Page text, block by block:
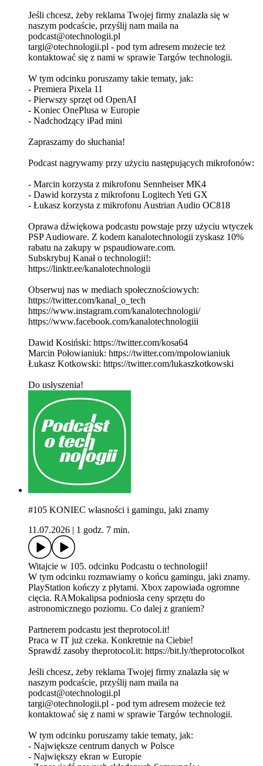
Jeśli chcesz, żeby reklama Twojej firmy znalazła się w
naszym podcaście, przyślij nam maila na
podcast@otechnologii.pl
targi@otechnologii.pl - pod tym adresem możecie też
kontaktować się z nami w sprawie Targów technologii.
W tym odcinku poruszamy takie tematy, jak:
- Premiera Pixela 11
- Pierwszy sprzęt od OpenAI
- Koniec OnePlusa w Europie
- Nadchodzący iPad mini
Zapraszamy do słuchania!
Podcast nagrywamy przy użyciu następujących mikrofonów:
- Marcin korzysta z mikrofonu Sennheiser MK4
- Dawid korzysta z mikrofonu Logitech Yeti GX
- Łukasz korzysta z mikrofonu Austrian Audio OC818
Oprawa dźwiękowa podcastu powstaje przy użyciu wtyczek
PSP Audioware. Z kodem kanalotechnologii zyskasz 10%
rabatu na zakupy w pspaudioware.com.
Subskrybuj Kanał o technologii!:
⁠⁠⁠⁠⁠⁠⁠⁠⁠⁠⁠⁠⁠⁠⁠⁠⁠⁠⁠⁠⁠⁠⁠⁠⁠⁠⁠⁠⁠⁠⁠⁠⁠⁠⁠⁠⁠⁠⁠⁠⁠⁠⁠⁠⁠⁠⁠⁠⁠⁠⁠⁠⁠⁠⁠⁠⁠⁠⁠⁠⁠⁠⁠⁠⁠⁠⁠⁠⁠⁠⁠⁠⁠⁠⁠⁠⁠⁠⁠⁠⁠⁠⁠⁠⁠⁠⁠⁠⁠⁠https://linktr.ee/kanalotechnologii⁠⁠⁠⁠⁠⁠⁠⁠⁠⁠⁠⁠⁠⁠⁠⁠⁠⁠⁠⁠⁠⁠⁠⁠⁠⁠⁠⁠⁠⁠⁠⁠⁠⁠⁠⁠⁠⁠⁠⁠⁠⁠⁠⁠⁠⁠⁠⁠⁠⁠⁠⁠⁠⁠⁠⁠⁠⁠⁠⁠⁠⁠⁠⁠⁠⁠⁠⁠⁠⁠⁠⁠⁠⁠⁠⁠⁠⁠⁠⁠⁠⁠⁠⁠⁠⁠⁠⁠⁠⁠
Obserwuj nas w mediach społecznościowych:
⁠⁠⁠⁠⁠⁠⁠⁠⁠⁠⁠⁠⁠⁠⁠⁠⁠⁠⁠⁠⁠⁠⁠⁠⁠⁠⁠⁠⁠⁠⁠⁠⁠⁠⁠⁠⁠⁠⁠⁠⁠⁠⁠⁠⁠⁠⁠⁠⁠⁠⁠⁠⁠⁠⁠⁠⁠⁠⁠⁠⁠⁠⁠⁠⁠⁠⁠⁠⁠⁠⁠⁠⁠⁠⁠⁠⁠⁠⁠⁠⁠⁠⁠⁠⁠⁠⁠⁠⁠⁠⁠⁠https://twitter.com/kanal_o_tech⁠⁠⁠⁠⁠⁠⁠⁠⁠⁠⁠⁠⁠⁠⁠⁠⁠⁠⁠⁠⁠⁠⁠⁠⁠⁠⁠⁠⁠⁠⁠⁠⁠⁠⁠⁠⁠⁠⁠⁠⁠⁠⁠⁠⁠⁠⁠⁠⁠⁠⁠⁠⁠⁠⁠⁠⁠⁠⁠⁠⁠⁠⁠⁠⁠⁠⁠⁠⁠⁠⁠⁠⁠⁠⁠⁠⁠⁠⁠⁠⁠⁠⁠⁠⁠⁠⁠⁠⁠⁠⁠⁠
⁠⁠⁠⁠⁠⁠⁠⁠⁠⁠⁠⁠⁠⁠⁠⁠⁠⁠⁠⁠⁠⁠⁠⁠⁠⁠⁠⁠⁠⁠⁠⁠⁠⁠⁠⁠⁠⁠⁠⁠⁠⁠⁠⁠⁠⁠⁠⁠⁠⁠⁠⁠⁠⁠⁠⁠⁠⁠⁠⁠⁠⁠⁠⁠⁠⁠⁠⁠⁠⁠⁠⁠⁠⁠⁠⁠⁠⁠⁠⁠⁠⁠⁠⁠⁠⁠⁠⁠⁠⁠⁠⁠https://www.instagram.com/kanalotechnologii/⁠⁠⁠⁠⁠⁠⁠⁠⁠⁠⁠⁠⁠⁠⁠⁠⁠⁠⁠⁠⁠⁠⁠⁠⁠⁠⁠⁠⁠⁠⁠⁠⁠⁠⁠⁠⁠⁠⁠⁠⁠⁠⁠⁠⁠⁠⁠⁠⁠⁠⁠⁠⁠⁠⁠⁠⁠⁠⁠⁠⁠⁠⁠⁠⁠⁠⁠⁠⁠⁠⁠⁠⁠⁠⁠⁠⁠⁠⁠⁠⁠⁠⁠⁠⁠⁠⁠⁠⁠⁠⁠⁠
⁠⁠⁠⁠⁠⁠⁠⁠⁠⁠⁠⁠⁠⁠⁠⁠⁠⁠⁠⁠⁠⁠⁠⁠⁠⁠⁠⁠⁠⁠⁠⁠⁠⁠⁠⁠⁠⁠⁠⁠⁠⁠⁠⁠⁠⁠⁠⁠⁠⁠⁠⁠⁠⁠⁠⁠⁠⁠⁠⁠⁠⁠⁠⁠⁠⁠⁠⁠⁠⁠⁠⁠⁠⁠⁠⁠⁠⁠⁠⁠⁠⁠⁠⁠⁠⁠⁠⁠⁠⁠⁠⁠https://www.facebook.com/kanalotechnologiii⁠⁠⁠⁠⁠⁠⁠⁠⁠⁠⁠⁠⁠⁠⁠⁠⁠⁠⁠⁠⁠⁠⁠⁠⁠⁠⁠⁠⁠⁠⁠⁠⁠⁠⁠⁠⁠⁠⁠⁠⁠⁠⁠⁠⁠⁠⁠⁠⁠⁠⁠⁠⁠⁠⁠⁠⁠⁠⁠⁠⁠⁠⁠⁠⁠⁠⁠⁠⁠⁠⁠⁠⁠⁠⁠⁠⁠⁠⁠⁠⁠⁠⁠⁠⁠⁠⁠⁠⁠⁠⁠⁠
Dawid Kosiński: ⁠⁠⁠⁠⁠⁠⁠⁠⁠⁠⁠⁠⁠⁠⁠⁠⁠⁠⁠⁠⁠⁠⁠⁠⁠⁠⁠⁠⁠⁠⁠⁠⁠⁠⁠⁠⁠⁠⁠⁠⁠⁠⁠⁠⁠⁠⁠⁠⁠⁠⁠⁠⁠⁠⁠⁠⁠⁠⁠⁠⁠⁠⁠⁠⁠⁠⁠⁠⁠⁠⁠⁠⁠⁠⁠⁠⁠⁠⁠⁠⁠⁠⁠⁠⁠⁠⁠⁠⁠⁠⁠⁠https://twitter.com/kosa64⁠⁠⁠⁠⁠⁠⁠⁠⁠⁠⁠⁠⁠⁠⁠⁠⁠⁠⁠⁠⁠⁠⁠⁠⁠⁠⁠⁠⁠⁠⁠⁠⁠⁠⁠⁠⁠⁠⁠⁠⁠⁠⁠⁠⁠⁠⁠⁠⁠⁠⁠⁠⁠⁠⁠⁠⁠⁠⁠⁠⁠⁠⁠⁠⁠⁠⁠⁠⁠⁠⁠⁠⁠⁠⁠⁠⁠⁠⁠⁠⁠⁠⁠⁠⁠⁠⁠⁠⁠⁠⁠⁠
Marcin Połowianiuk: ⁠⁠⁠⁠⁠⁠⁠⁠⁠⁠⁠⁠⁠⁠⁠⁠⁠⁠⁠⁠⁠⁠⁠⁠⁠⁠⁠⁠⁠⁠⁠⁠⁠⁠⁠⁠⁠⁠⁠⁠⁠⁠⁠⁠⁠⁠⁠⁠⁠⁠⁠⁠⁠⁠⁠⁠⁠⁠⁠⁠⁠⁠⁠⁠⁠⁠⁠⁠⁠⁠⁠⁠⁠⁠⁠⁠⁠⁠⁠⁠⁠⁠⁠⁠⁠⁠⁠⁠⁠⁠⁠⁠https://twitter.com/mpolowianiuk⁠⁠⁠⁠⁠⁠⁠⁠⁠⁠⁠⁠⁠⁠⁠⁠⁠⁠⁠⁠⁠⁠⁠⁠⁠⁠⁠⁠⁠⁠⁠⁠⁠⁠⁠⁠⁠⁠⁠⁠⁠⁠⁠⁠⁠⁠⁠⁠⁠⁠⁠⁠⁠⁠⁠⁠⁠⁠⁠⁠⁠⁠⁠⁠⁠⁠⁠⁠⁠⁠⁠⁠⁠⁠⁠⁠⁠⁠⁠⁠⁠⁠⁠⁠⁠⁠⁠⁠⁠⁠⁠⁠
Łukasz Kotkowski: ⁠⁠⁠⁠⁠⁠⁠⁠⁠⁠⁠⁠⁠⁠⁠⁠⁠⁠⁠⁠⁠⁠⁠⁠⁠⁠⁠⁠⁠⁠⁠⁠⁠⁠⁠⁠⁠⁠⁠⁠⁠⁠⁠⁠⁠⁠⁠⁠⁠⁠⁠⁠⁠⁠⁠⁠⁠⁠⁠⁠⁠⁠⁠⁠⁠⁠⁠⁠⁠⁠⁠⁠⁠⁠⁠⁠⁠⁠⁠⁠⁠⁠⁠⁠⁠⁠⁠⁠⁠⁠⁠⁠https://twitter.com/lukaszkotkowski⁠⁠⁠⁠⁠⁠⁠⁠⁠⁠⁠⁠⁠⁠⁠⁠⁠⁠⁠⁠⁠⁠⁠⁠⁠⁠⁠⁠⁠⁠⁠⁠⁠⁠⁠⁠⁠⁠⁠⁠⁠⁠⁠⁠⁠⁠⁠⁠⁠⁠⁠⁠⁠⁠⁠⁠⁠⁠⁠⁠⁠⁠⁠⁠⁠⁠⁠⁠⁠⁠⁠⁠⁠⁠⁠⁠⁠⁠⁠⁠⁠⁠⁠⁠⁠⁠⁠⁠⁠⁠⁠⁠
Do usłyszenia!
#105 KONIEC własności i gamingu, jaki znamy
11.07.2026
1 godz. 7 min.
Witajcie w 105. odcinku Podcastu o technologii!
W tym odcinku rozmawiamy o końcu gamingu, jaki znamy.
PlayStation kończy z płytami. Xbox zapowiada ogromne
cięcia. RAMokalipsa podniosła ceny sprzętu do
astronomicznego poziomu. Co dalej z graniem?
Partnerem podcastu jest theprotocol.it!
Praca w IT już czeka. Konkretnie na Ciebie!
Sprawdź zasoby theprotocol.it: ⁠⁠https://bit.ly/theprotocolkot⁠⁠
Jeśli chcesz, żeby reklama Twojej firmy znalazła się w
naszym podcaście, przyślij nam maila na
podcast@otechnologii.pl
targi@otechnologii.pl - pod tym adresem możecie też
kontaktować się z nami w sprawie Targów technologii.
W tym odcinku poruszamy takie tematy, jak:
- Największe centrum danych w Polsce
- Największy ekran w Europie